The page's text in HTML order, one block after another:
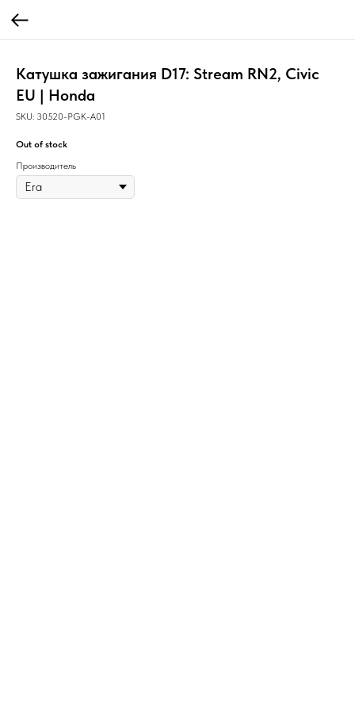
Катушка зажигания D17: Stream RN2, Civic
EU | Honda
SKU: 30520-PGK-A01
Out of stock
Производитель